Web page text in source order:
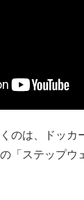
のは、ドッカ
「ステップウ